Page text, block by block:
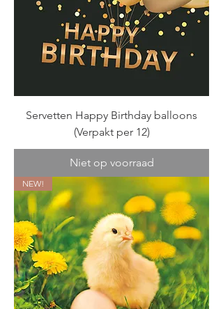
Servetten Happy Birthday balloons
(Verpakt per 12)
Niet op voorraad
NEW!